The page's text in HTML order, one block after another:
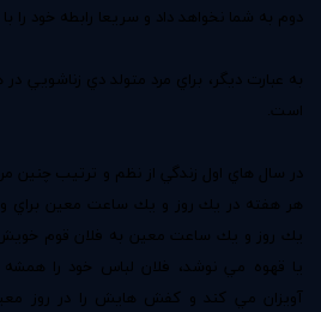
دوم به شما نخواهد داد و سريعا رابطه خود را
به عبارت ديگر، براي مرد متولد دي زناشويي
است.
در سال هاي اول زندگي از نظم و ترتيب چنين
هر هفته در يك روز و يك ساعت معين براي
يك روز و يك ساعت معين به فلان قوم
يا قهوه مي نوشد، فلان لباس خود را
آويزان مي كند و كفش هايش را در روز